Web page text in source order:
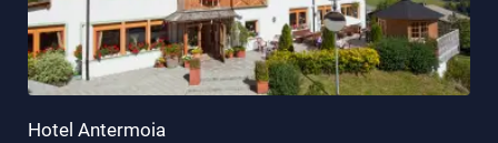
Hotel Antermoia